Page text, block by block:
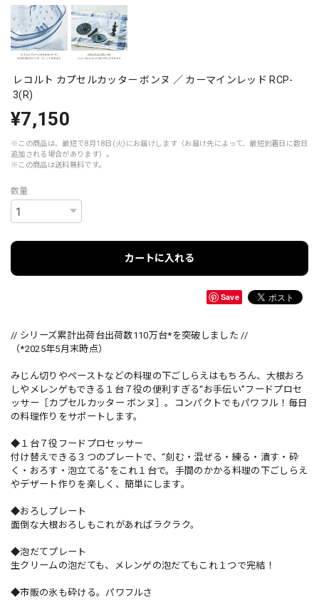
レコルト カプセルカッター ボンヌ ／ カーマインレッド RCP-
3(R)
¥7,150
※この商品は、最短で8月18日(火)にお届けします（お届け先によって、最短到着日に数日
追加される場合があります）。
※この商品は送料無料です。
数量
カートに入れる
Save
// シリーズ累計出荷台出荷数110万台*を突破しました //
（*2025年5月末時点）
みじん切りやペーストなどの料理の下ごしらえはもちろん、大根おろ
しやメレンゲもできる１台７役の便利すぎる“お手伝い”フードプロセ
ッサー［カプセルカッター ボンヌ］。コンパクトでもパワフル！毎日
の料理作りをサポートします。
◆１台７役フードプロセッサー
付け替えできる３つのプレートで、“刻む・混ぜる・練る・潰す・砕
く・おろす・泡立てる”をこれ１台で。手間のかかる料理の下ごしらえ
やデザート作りを楽しく、簡単にします。
◆おろしプレート
面倒な大根おろしもこれがあればラクラク。
◆泡だてプレート
生クリームの泡だても、メレンゲの泡だてもこれ１つで完結！
◆市販の氷も砕ける。パワフルさ